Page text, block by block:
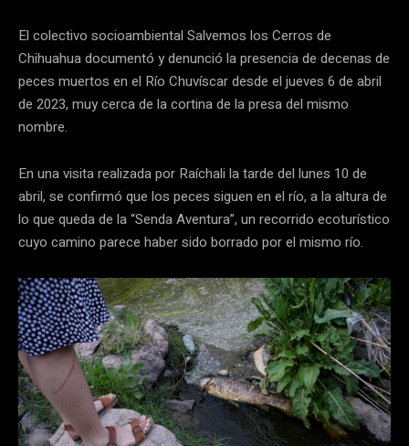
El colectivo socioambiental Salvemos los Cerros de
Chihuahua documentó y denunció la presencia de decenas de
peces muertos en el Río Chuvíscar desde el jueves 6 de abril
de 2023, muy cerca de la cortina de la presa del mismo
nombre.
En una visita realizada por Raíchali la tarde del lunes 10 de
abril, se confirmó que los peces siguen en el río, a la altura de
lo que queda de la “Senda Aventura”, un recorrido ecoturístico
cuyo camino parece haber sido borrado por el mismo río.